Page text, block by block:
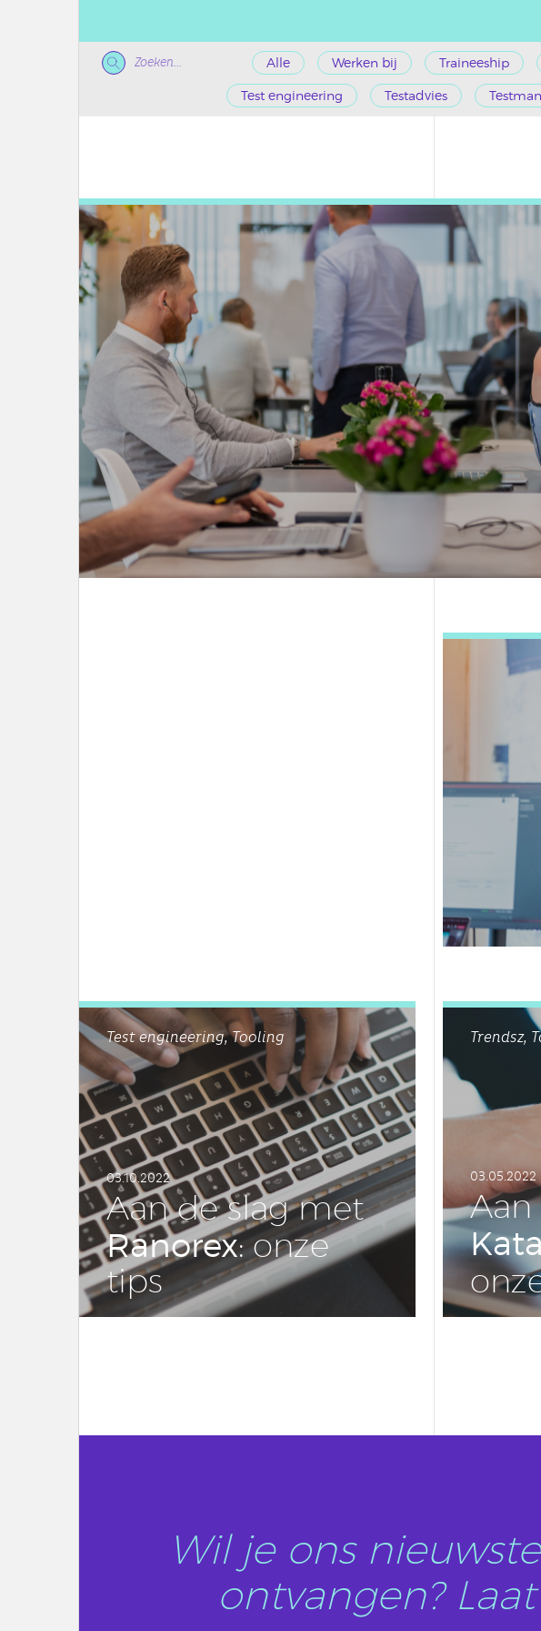
Zoeken... Alle Werken bij Traineeship
Test engineering Testadvies
Test engineering, Tooling
03.10.2022
Aan de slag met
Ranorex: onze
tips
Trendsz,
03.05.2022
Wil je ons
ontvangen?